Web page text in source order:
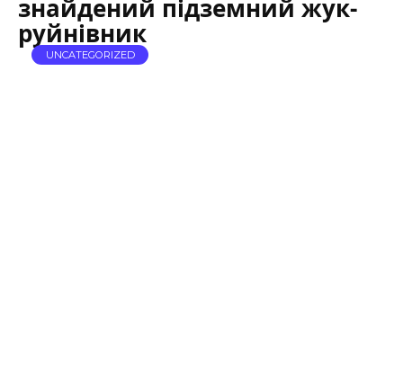
знайдений підземний жук-
руйнівник
UNCATEGORIZED